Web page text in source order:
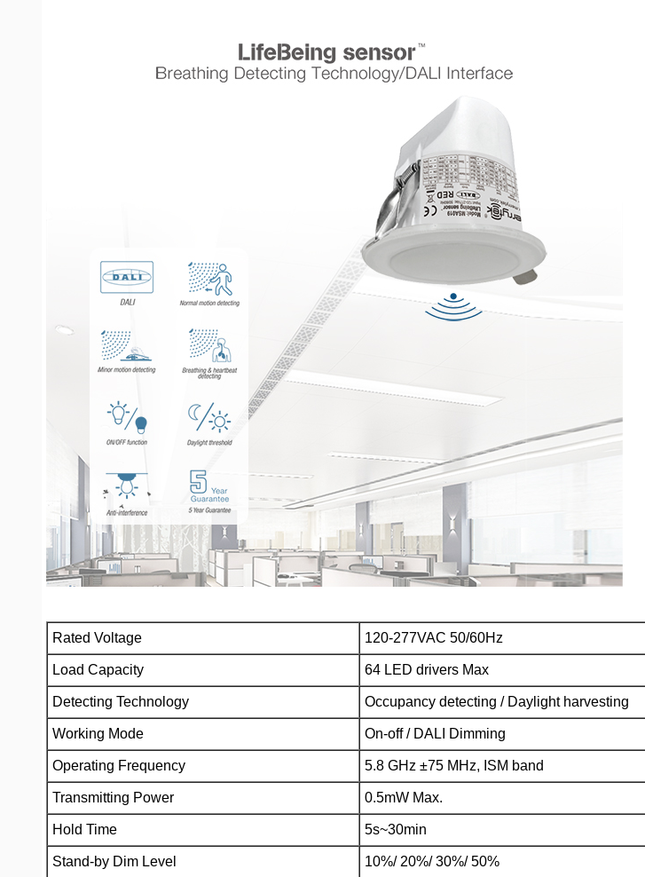
Rated Voltage 120-277VAC 50/60Hz
Load Capacity 64 LED drivers Max
Detecting Technology Occupancy detecting / Daylight harvesting
Working Mode On-off / DALI Dimming
Operating Frequency 5.8 GHz ±75 MHz, ISM band
Transmitting Power 0.5mW Max.
Hold Time 5s~30min
Stand-by Dim Level 10%/ 20%/ 30%/ 50%